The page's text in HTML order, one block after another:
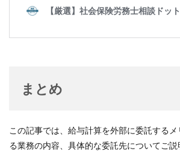
まとめ
この記事では、給与計算を外部に委託する
る業務の内容、具体的な委託先についてご説